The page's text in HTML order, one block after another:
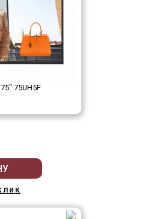
75UH5F